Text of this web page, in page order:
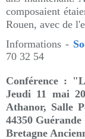
composaient
Rouen, avec de
Informations -
70 32 54
Conférence :
Jeudi 11 mai
Athanor, Salle
44350 Guérande
Bretagne